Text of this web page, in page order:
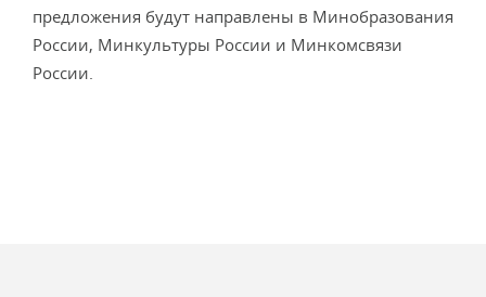
предложения будут направлены в Минобразования
России, Минкультуры России и Минкомсвязи
России.